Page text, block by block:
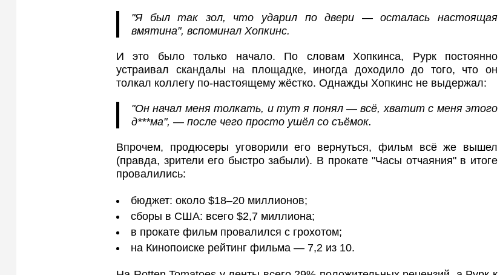
"Я был так зол, что ударил по двери — осталась настоящая
вмятина", вспоминал Хопкинс.
И это было только начало. По словам Хопкинса, Рурк постоянно
устраивал скандалы на площадке, иногда доходило до того, что он
толкал коллегу по-настоящему жёстко. Однажды Хопкинс не выдержал:
"Он начал меня толкать, и тут я понял — всё, хватит с меня этого
д***ма", — после чего просто ушёл со съёмок.
Впрочем, продюсеры уговорили его вернуться, фильм всё же вышел
(правда, зрители его быстро забыли). В прокате "Часы отчаяния" в итоге
провалились:
бюджет: около $18–20 миллионов;
сборы в США: всего $2,7 миллиона;
в прокате фильм провалился с грохотом;
на Кинопоиске рейтинг фильма — 7,2 из 10.